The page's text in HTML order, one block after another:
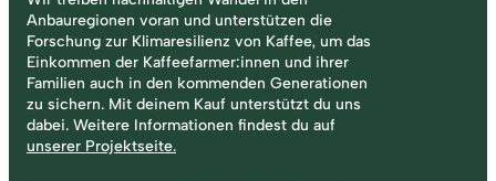
Anbauregionen voran und unterstützen die
Forschung zur Klimaresilienz von Kaffee, um das
Einkommen der Kaffeefarmer:innen und ihrer
Familien auch in den kommenden Generationen
zu sichern. Mit deinem Kauf unterstützt du uns
dabei. Weitere Informationen findest du auf
unserer Projektseite.